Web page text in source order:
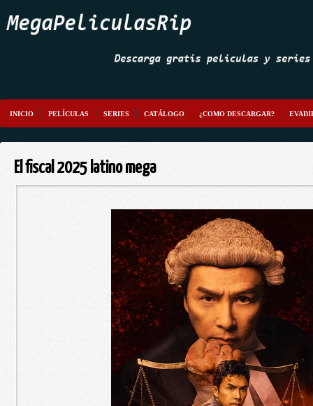
INICIO PELÍCULAS SERIES CATÁLOGO ¿COMO DESCARGAR?
El fiscal 2025 latino mega